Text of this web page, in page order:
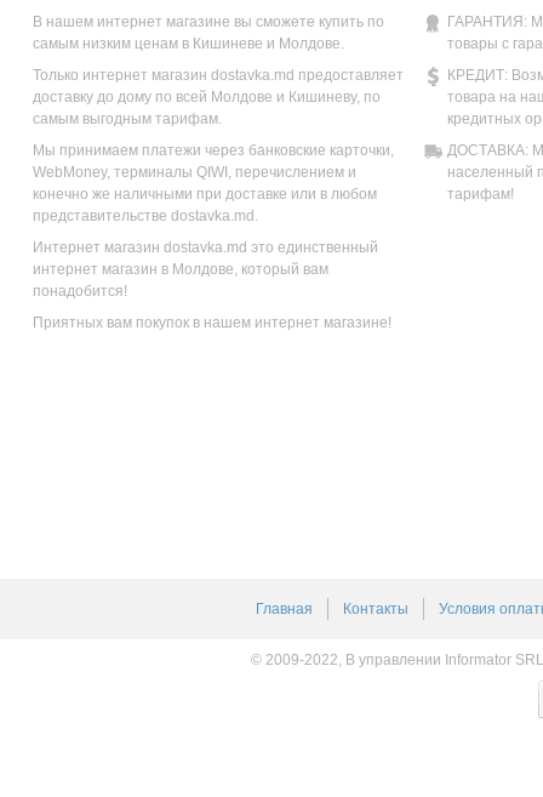
В нашем интернет магазине вы сможете купить по
самым низким ценам в Кишиневе и Молдове.
Только интернет магазин dostavka.md предоставляет
доставку до дому по всей Молдове и Кишиневу, по
самым выгодным тарифам.
Мы принимаем платежи через банковские карточки,
WebMoney, терминалы QIWI, перечислением и
конечно же наличными при доставке или в любом
представительстве dostavka.md.
Интернет магазин dostavka.md это единственный
интернет магазин в Молдове, который вам
понадобится!
Приятных вам покупок в нашем интернет магазине!
ГАРАНТИЯ:
товары с
КРЕДИТ:
товара на
кредитных
ДОСТАВКА:
населенный
тарифам!
Главная Контакты Условия
© 2009-2022, В управлении Informator SRL